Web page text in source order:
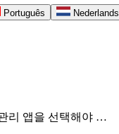
Português Nederlands
관리 앱을 선택해야 …